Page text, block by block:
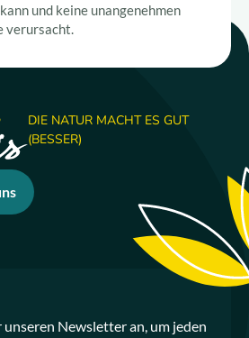
und keine unangenehmen
verursacht.
DIE NATUR MACHT ES GUT
(BESSER)
unseren Newsletter an, um jeden